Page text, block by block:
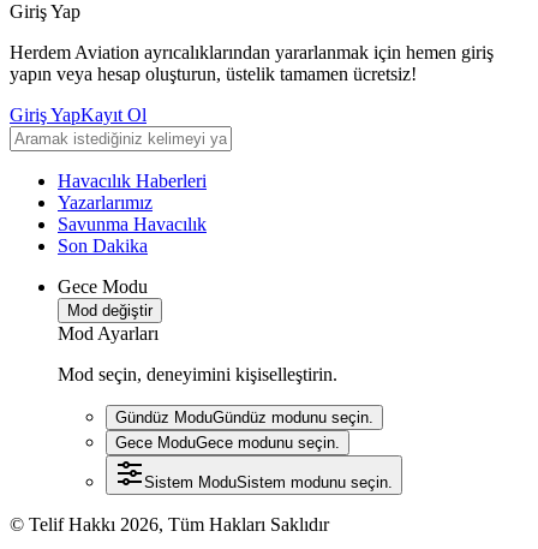
Giriş Yap
Herdem Aviation ayrıcalıklarından yararlanmak için hemen giriş
yapın veya hesap oluşturun, üstelik tamamen ücretsiz!
Giriş YapKayıt Ol
Havacılık Haberleri
Yazarlarımız
Savunma Havacılık
Son Dakika
Gece Modu
Mod değiştir
Mod Ayarları
Mod seçin, deneyimini kişiselleştirin.
Gündüz ModuGündüz modunu seçin.
Gece ModuGece modunu seçin.
Sistem ModuSistem modunu seçin.
© Telif Hakkı 2026, Tüm Hakları Saklıdır